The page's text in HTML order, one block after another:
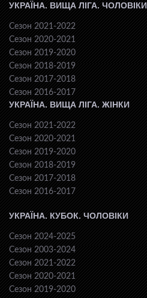
УКРАЇНА. ВИЩА ЛІГА. ЧОЛОВІКИ
Сезон 2021-2022
Сезон 2020-2021
Сезон 2019-2020
Сезон 2018-2019
Сезон 2017-2018
Сезон 2016-2017
УКРАЇНА. ВИЩА ЛІГА. ЖІНКИ
Сезон 2021-2022
Сезон 2020-2021
Сезон 2019-2020
Сезон 2018-2019
Сезон 2017-2018
Сезон 2016-2017
УКРАЇНА. КУБОК. ЧОЛОВІКИ
Сезон 2024-2025
Сезон 2003-2024
Сезон 2021-2022
Сезон 2020-2021
Сезон 2019-2020